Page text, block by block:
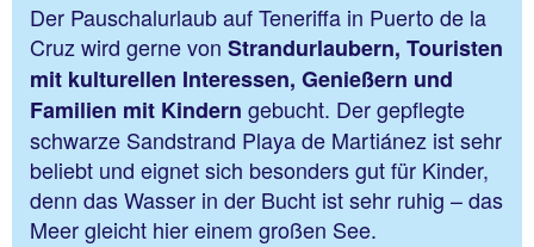
Der Pauschalurlaub auf Teneriffa in Puerto de la
Cruz wird gerne von Strandurlaubern, Touristen
mit kulturellen Interessen, Genießern und
Familien mit Kindern gebucht. Der gepflegte
schwarze Sandstrand Playa de Martiánez ist sehr
beliebt und eignet sich besonders gut für Kinder,
denn das Wasser in der Bucht ist sehr ruhig – das
Meer gleicht hier einem großen See.